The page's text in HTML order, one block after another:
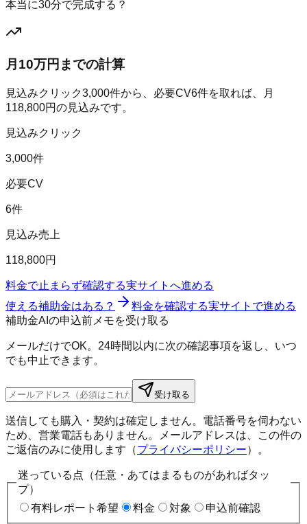
本当に30分で完成する？
月10万円までの計算
見込みクリック3,000件から、必要CV6件を取れば、月
118,800円の見込みです。
見込みクリック
3,000件
必要CV
6件
見込み売上
118,800円
料金で止まらず確認する実サイトへ進める
使える補助金はある？
料金を確認する実サイトで進める
補助金AIの申込前メモを受け取る
メールだけでOK。24時間以内に次の確認事項を返し、いつ
でも中止できます。
受け取る
送信しても購入・契約は確定しません。電話番号を伺わない
ため、営業電話もありません。メールアドレスは、この件の
ご返信のみに使用します（プライバシーポリシー）。
迷っている点（任意・あてはまるものがあればタッ
プ）
有料レポート希望
料金 対象 申込前確認